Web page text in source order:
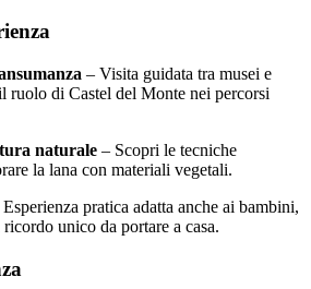
– Visita guidata tra musei e
ruolo di Castel del Monte nei percorsi
naturale – Scopri le tecniche
la lana con materiali vegetali.
pratica adatta anche ai bambini,
unico da portare a casa.